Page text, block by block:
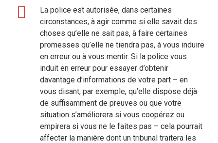
La police est autorisée, dans certaines
circonstances, à agir comme si elle savait des
choses qu’elle ne sait pas, à faire certaines
promesses qu’elle ne tiendra pas, à vous induire
en erreur ou à vous mentir. Si la police vous
induit en erreur pour essayer d’obtenir
davantage d’informations de votre part – en
vous disant, par exemple, qu’elle dispose déjà
de suffisamment de preuves ou que votre
situation s’améliorera si vous coopérez ou
empirera si vous ne le faites pas – cela pourrait
affecter la manière dont un tribunal traitera les